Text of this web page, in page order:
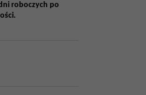
roboczych po